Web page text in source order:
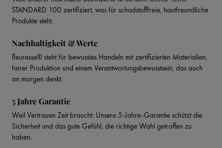
STANDARD 100 zertifiziert, was für schadstofffreie, hautfreundliche
Produkte steht.
Nachhaltigkeit & Werte
fleuresse® steht für bewusstes Handeln mit zertifizierten Materialien,
fairer Produktion und einem Verantwortungsbewusstsein, das auch
an morgen denkt.
5 Jahre Garantie
Weil Vertrauen Zeit braucht: Unsere 5-Jahre-Garantie schützt die
Sicherheit und das gute Gefühl, die richtige Wahl getroffen zu
haben.